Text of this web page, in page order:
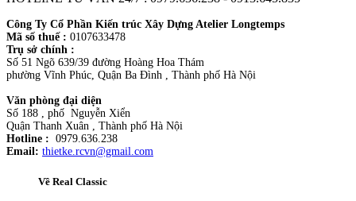
Công Ty Cổ Phần Kiến trúc Xây Dựng Atelier Longtemps
Mã số thuế : 0107633478
Trụ sở chính :
Số 51 Ngõ 639/39 đường Hoàng Hoa Thám
phường Vĩnh Phúc, Quận Ba Đình , Thành phố Hà Nội
Văn phòng đại diện
Số 188 , phố Nguyễn Xiển
Quận Thanh Xuân , Thành phố Hà Nội
Hotline : 0979.636.238
Email: thietke.rcvn@gmail.com
Về Real Classic